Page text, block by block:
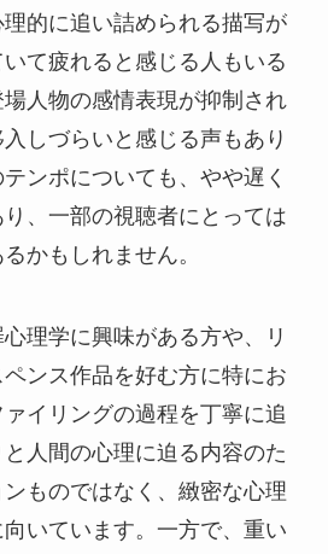
的に追い詰められる描写が
て疲れると感じる人もいる
人物の感情表現が抑制され
しづらいと感じる声もあり
ンポについても、やや遅く
、一部の視聴者にとっては
かもしれません。
理学に興味がある方や、リ
ンス作品を好む方に特にお
イリングの過程を丁寧に追
人間の心理に迫る内容のた
ものではなく、緻密な心理
いています。一方で、重い